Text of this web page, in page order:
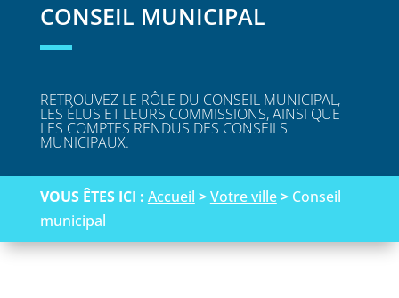
CONSEIL MUNICIPAL
RETROUVEZ LE RÔLE DU CONSEIL MUNICIPAL,
LES ÉLUS ET LEURS COMMISSIONS, AINSI QUE
LES COMPTES RENDUS DES CONSEILS
MUNICIPAUX.
VOUS ÊTES ICI : Accueil >Votre ville> Conseil
municipal